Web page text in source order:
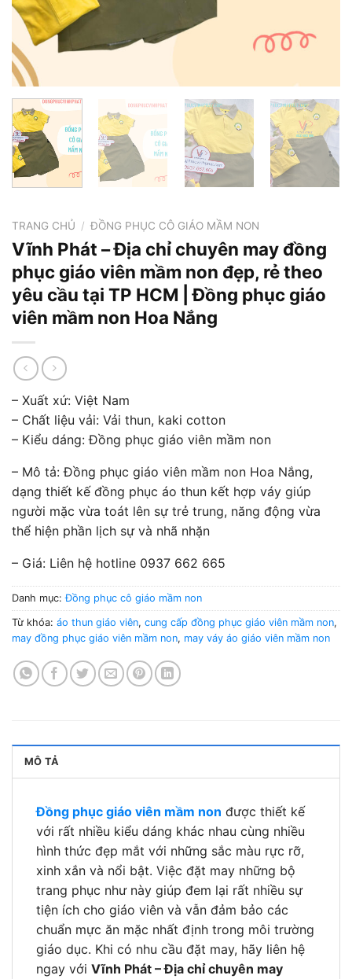
TRANG CHỦ / ĐỒNG PHỤC CÔ GIÁO MẦM NON
Vĩnh Phát – Địa chỉ chuyên may đồng
phục giáo viên mầm non đẹp, rẻ theo
yêu cầu tại TP HCM | Đồng phục giáo
viên mầm non Hoa Nắng
– Xuất xứ: Việt Nam
– Chất liệu vải: Vải thun, kaki cotton
– Kiểu dáng: Đồng phục giáo viên mầm non
– Mô tả: Đồng phục giáo viên mầm non Hoa Nắng,
dạng thiết kế đồng phục áo thun kết hợp váy giúp
người mặc vừa toát lên sự trẻ trung, năng động vừa
thể hiện phần lịch sự và nhã nhặn
– Giá: Liên hệ hotline 0937 662 665
Danh mục:Đồng phục cô giáo mầm non
Từ khóa: áo thun giáo viên, cung cấp đồng phục giáo viên mầm non,
may đồng phục giáo viên mầm non, may váy áo giáo viên mầm non
MÔ TẢ
Đồng phục giáo viên mầm non được thiết kế
với rất nhiều kiểu dáng khác nhau cùng nhiều
hình thức đẹp mắt với những sắc màu rực rỡ,
xinh xắn và nổi bật. Việc đặt may những bộ
trang phục như này giúp đem lại rất nhiều sự
tiện ích cho giáo viên và vẫn đảm bảo các
chuẩn mực ăn mặc nhất định trong môi trường
giáo dục. Khi có nhu cầu đặt may, hãy liên hệ
ngay với Vĩnh Phát – Địa chỉ chuyên may